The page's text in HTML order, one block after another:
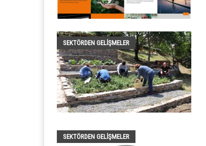
SEKTÖRDEN GELIŞMELER
SEKTÖRDEN GELIŞMELER